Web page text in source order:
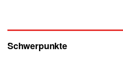
Schwerpunkte